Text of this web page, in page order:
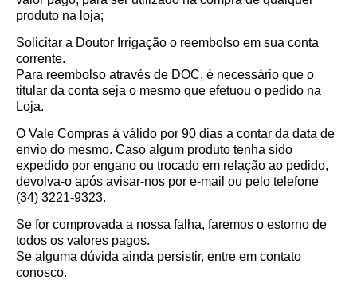
produto na loja;
Solicitar a Doutor Irrigação o reembolso em sua conta
corrente.
Para reembolso através de DOC, é necessário que o
titular da conta seja o mesmo que efetuou o pedido na
Loja.
O Vale Compras á válido por 90 dias a contar da data de
envio do mesmo. Caso algum produto tenha sido
expedido por engano ou trocado em relação ao pedido,
devolva-o após avisar-nos por e-mail ou pelo telefone
(34) 3221-9323.
Se for comprovada a nossa falha, faremos o estorno de
todos os valores pagos.
Se alguma dúvida ainda persistir, entre em contato
conosco.